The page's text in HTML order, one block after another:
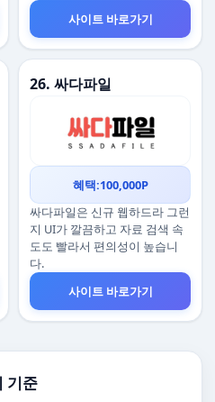
사이트 바로가기
26. 싸다파일
혜택:100,000P
싸다파일은 신규 웹하드라 그런
지 UI가 깔끔하고 자료 검색 속
도도 빨라서 편의성이 높습니
다.
사이트 바로가기
기준